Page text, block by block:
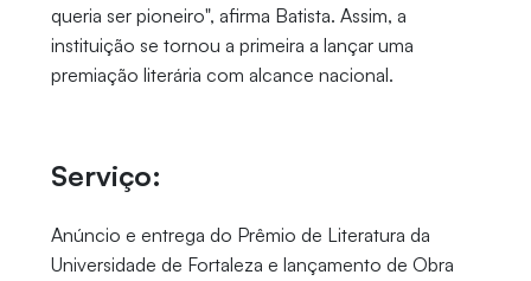
queria ser pioneiro", afirma Batista. Assim, a
instituição se tornou a primeira a lançar uma
premiação literária com alcance nacional.
Serviço:
Anúncio e entrega do Prêmio de Literatura da
Universidade de Fortaleza e lançamento de Obra